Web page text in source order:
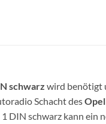
schwarz wird benötigt
Schacht des
schwarz kann ein